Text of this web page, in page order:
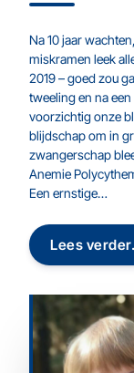
Na 10 jaar
miskramen leek
2019 – goed zou
tweeling en na
voorzichtig onze
blijdschap om in
zwangerschap
Anemie
Een ernstige…
Lees